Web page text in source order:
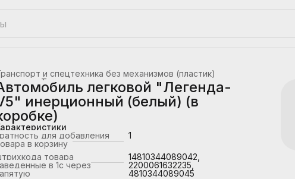
и спецтехника без механизмов (пластик)
Транспорт легковой "Легенда-
инерционный (белый) (в
для добавления
в корзину
1
товара
в 1с через
14810344089042,
2200061632235,
4810344089045